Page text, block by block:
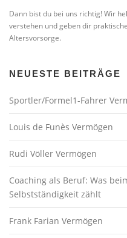
Dann bist du bei uns richtig! Wir
verstehen und geben dir
Altersvorsorge.
NEUESTE BEITRÄGE
Sportler/Formel1-Fahrer
Louis de Funès Vermögen
Rudi Völler Vermögen
Coaching als Beruf: Was
Selbstständigkeit zählt
Frank Farian Vermögen